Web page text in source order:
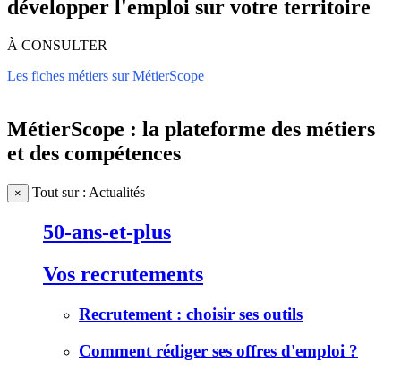
développer l'emploi sur votre territoire
À CONSULTER
Les fiches métiers sur MétierScope
MétierScope : la plateforme des métiers
et des compétences
× Tout sur : Actualités
50-ans-et-plus
Vos recrutements
Recrutement : choisir ses outils
Comment rédiger ses offres d'emploi ?